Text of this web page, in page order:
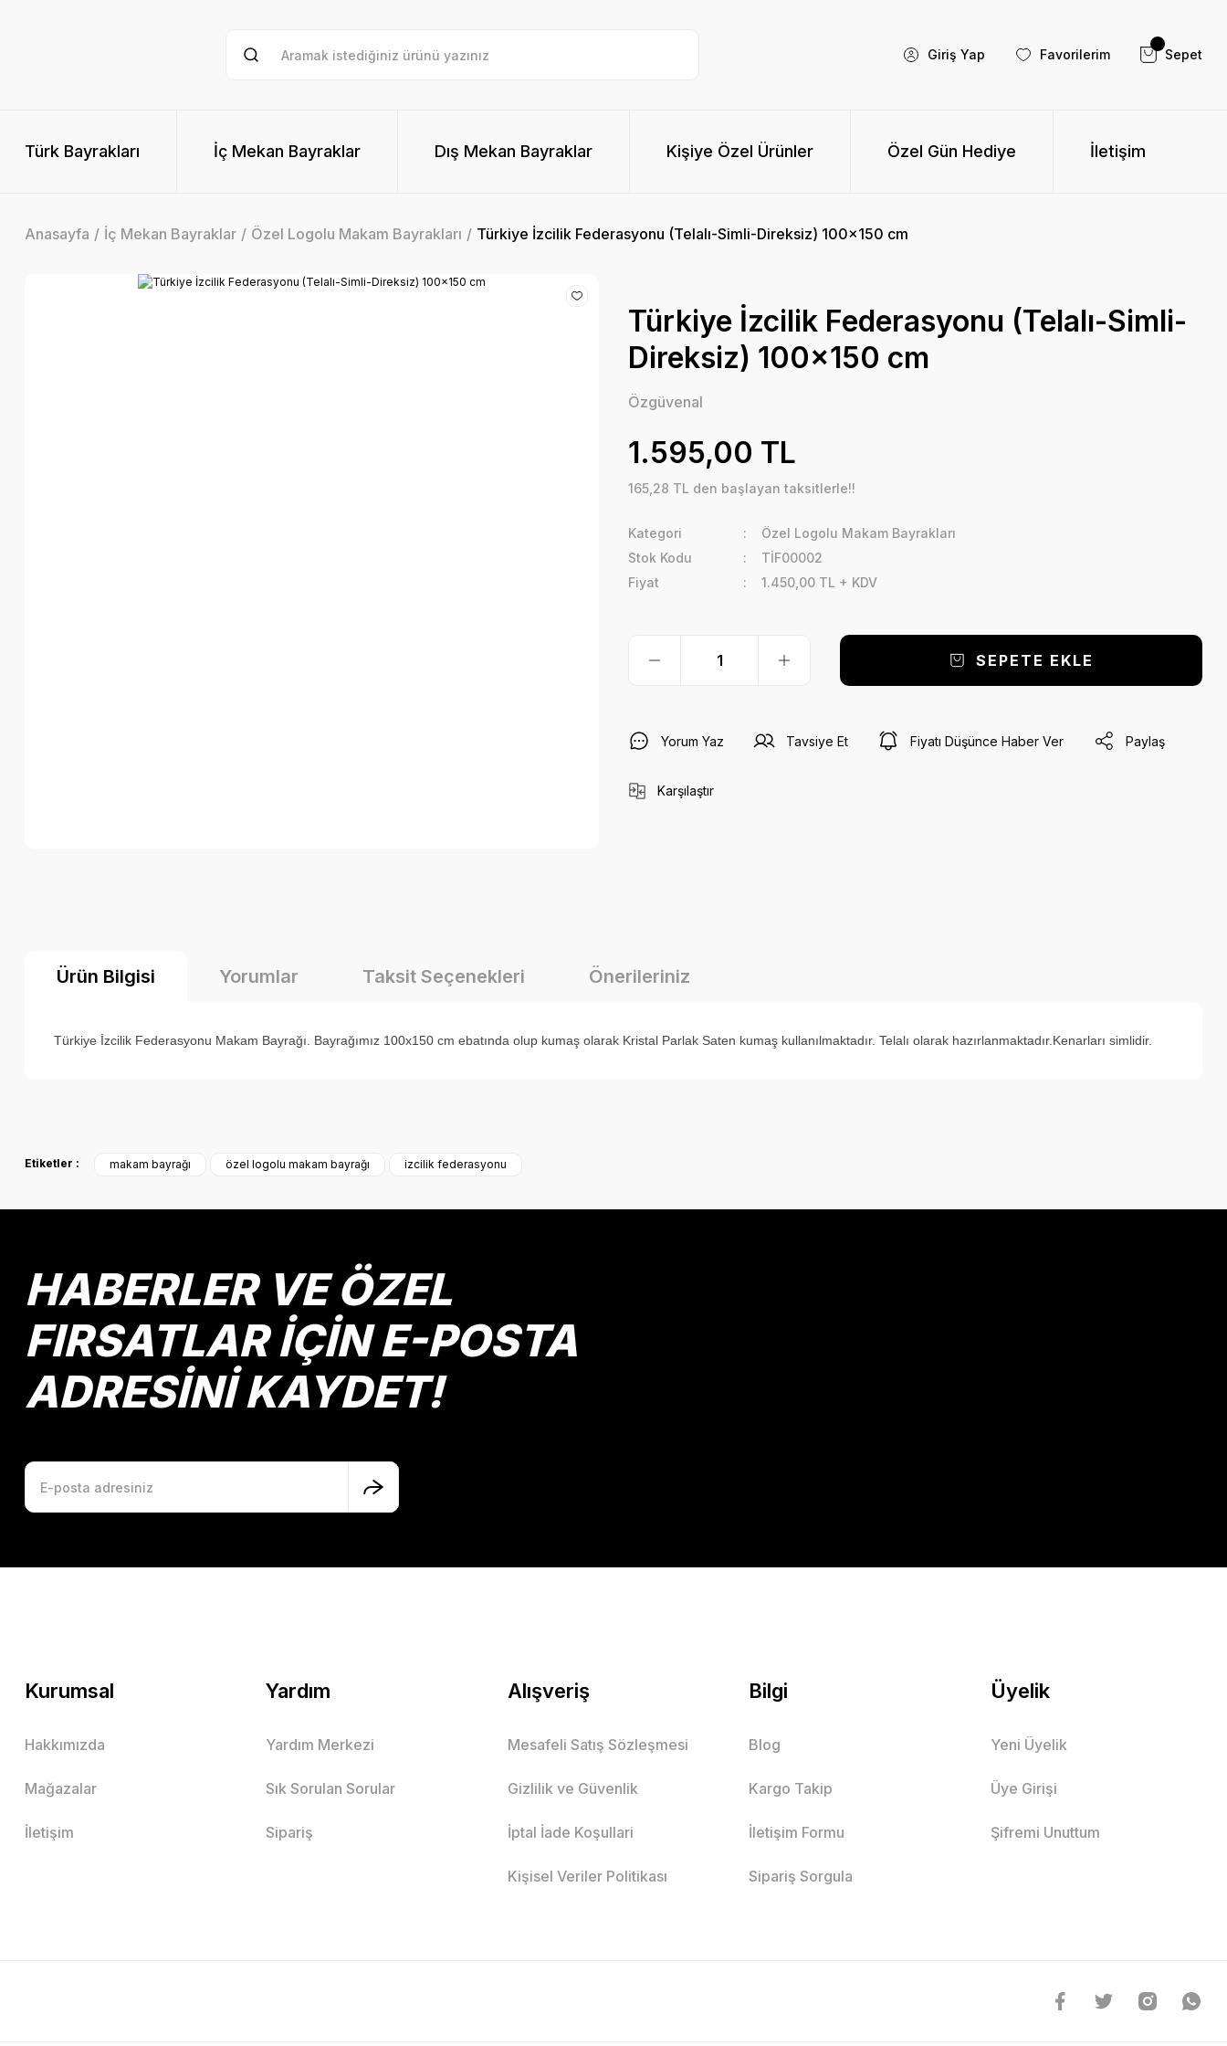
Giriş Yap Favorilerim Sepet
Türk Bayrakları İç Mekan Bayraklar Dış Mekan Bayraklar Kişiye Özel Ürünler Özel Gün Hediye İletişim
Anasayfa İç Mekan Bayraklar Özel Logolu Makam Bayrakları Türkiye İzcilik Federasyonu (Telalı-Simli-Direksiz) 100x150 cm
Türkiye İzcilik Federasyonu (Telalı-Simli-
Direksiz) 100x150 cm
Özgüvenal
1.595,00 TL
165,28 TL den başlayan taksitlerle!!
Kategori
Özel Logolu Makam Bayrakları
Stok Kodu
TİF00002
Fiyat
1.450,00 TL + KDV
SEPETE EKLE
Yorum Yaz Tavsiye Et Fiyatı Düşünce Haber Ver Paylaş
Karşılaştır
Ürün Bilgisi Yorumlar Taksit Seçenekleri Önerileriniz
Türkiye İzcilik Federasyonu Makam Bayrağı. Bayrağımız 100x150 cm ebatında olup kumaş olarak Kristal Parlak Saten kumaş kullanılmaktadır. Telalı olarak hazırlanmaktadır.Kenarları simlidir.
Ürün açıklamasında eksik bilgiler bulunuyor.
Bu ürüne benzer farklı alternatifler olmalı.
Etiketler : makam bayrağı özel logolu makam bayrağı izcilik federasyonu
HABERLER VE ÖZEL
FIRSATLAR İÇİN E-POSTA
ADRESİNİ KAYDET!
Kurumsal
Hakkımızda
Mağazalar
İletişim
Yardım
Yardım Merkezi
Sık Sorulan Sorular
Sipariş
Alışveriş
Mesafeli Satış Sözleşmesi
Gizlilik ve Güvenlik
İptal İade Koşullari
Kişisel Veriler Politikası
Bilgi
Blog
Kargo Takip
İletişim Formu
Sipariş Sorgula
Üyelik
Yeni Üyelik
Üye Girişi
Şifremi Unuttum